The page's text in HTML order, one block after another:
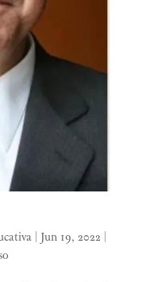
| Jun 19, 2022